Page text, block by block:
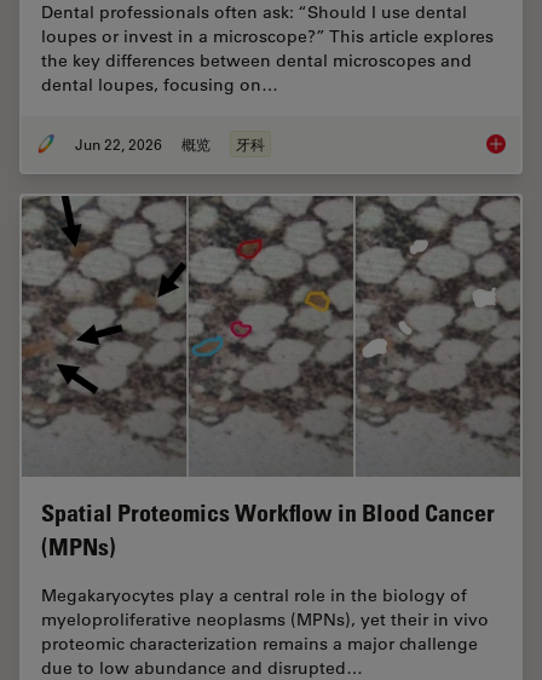
Dental professionals often ask: “Should I use dental
loupes or invest in a microscope?” This article explores
the key differences between dental microscopes and
dental loupes, focusing on…
Jun 22, 2026 概览 牙科 Dental
Spatial Proteomics Workflow in Blood Cancer
(MPNs)
Megakaryocytes play a central role in the biology of
myeloproliferative neoplasms (MPNs), yet their in vivo
proteomic characterization remains a major challenge
due to low abundance and disrupted…